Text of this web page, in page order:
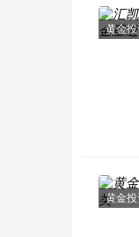
黄金
黄金投